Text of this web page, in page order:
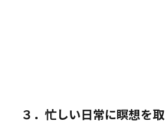
３．忙しい日常に瞑想を